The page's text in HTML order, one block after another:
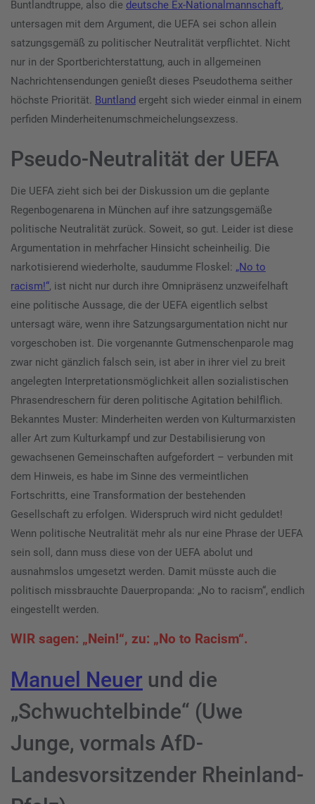
Buntlandtruppe, also die deutsche Ex-Nationalmannschaft,
untersagen mit dem Argument, die UEFA sei schon allein
satzungsgemäß zu politischer Neutralität verpflichtet. Nicht
nur in der Sportberichterstattung, auch in allgemeinen
Nachrichtensendungen genießt dieses Pseudothema seither
höchste Priorität. Buntland ergeht sich wieder einmal in einem
perfiden Minderheitenumschmeichelungsexzess.
Pseudo-Neutralität der UEFA
Die UEFA zieht sich bei der Diskussion um die geplante
Regenbogenarena in München auf ihre satzungsgemäße
politische Neutralität zurück. Soweit, so gut. Leider ist diese
Argumentation in mehrfacher Hinsicht scheinheilig. Die
narkotisierend wiederholte, saudumme Floskel: „No to
racism!“, ist nicht nur durch ihre Omnipräsenz unzweifelhaft
eine politische Aussage, die der UEFA eigentlich selbst
untersagt wäre, wenn ihre Satzungsargumentation nicht nur
vorgeschoben ist. Die vorgenannte Gutmenschenparole mag
zwar nicht gänzlich falsch sein, ist aber in ihrer viel zu breit
angelegten Interpretationsmöglichkeit allen sozialistischen
Phrasendreschern für deren politische Agitation behilflich.
Bekanntes Muster: Minderheiten werden von Kulturmarxisten
aller Art zum Kulturkampf und zur Destabilisierung von
gewachsenen Gemeinschaften aufgefordert – verbunden mit
dem Hinweis, es habe im Sinne des vermeintlichen
Fortschritts, eine Transformation der bestehenden
Gesellschaft zu erfolgen. Widerspruch wird nicht geduldet!
Wenn politische Neutralität mehr als nur eine Phrase der UEFA
sein soll, dann muss diese von der UEFA abolut und
ausnahmslos umgesetzt werden. Damit müsste auch die
politisch missbrauchte Dauerpropanda: „No to racism“, endlich
eingestellt werden.
WIR sagen: „Nein!“, zu: „No to Racism“.
Manuel Neuer und die
„Schwuchtelbinde“ (Uwe
Junge, vormals AfD-
Landesvorsitzender Rheinland-